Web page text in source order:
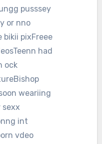
pusssey
or nno
pixFreee
had
ock
weariing
sexx
int
vdeo